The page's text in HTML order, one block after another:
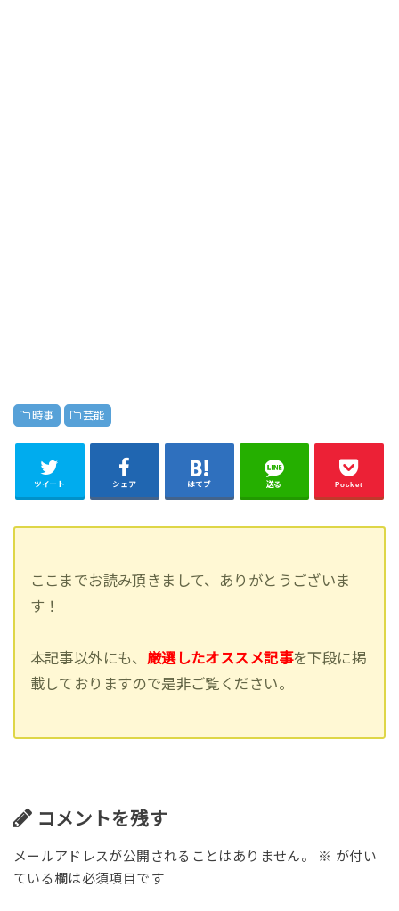
時事 芸能
ツイート シェア はてブ 送る Pocket
ここまでお読み頂きまして、ありがとうございま
す！
本記事以外にも、 厳選したオススメ記事を下段に掲
載しておりますので是非ご覧ください。
コメントを残す
メールアドレスが公開されることはありません。 ※ が付い
ている欄は必須項目です